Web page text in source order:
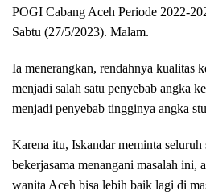
POGI Cabang Aceh Periode 2022-
Sabtu (27/5/2023). Malam.
Ia menerangkan, rendahnya kualitas
menjadi salah satu penyebab angka
menjadi penyebab tingginya angka
Karena itu, Iskandar meminta
bekerjasama menangani masalah ini,
wanita Aceh bisa lebih baik lagi di